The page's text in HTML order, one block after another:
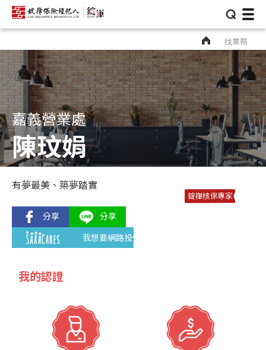
⌕
找業務
嘉義營業處
陳玟娟
錠嵂核保專家
有夢最美、築夢踏實
我想要網路投保
我的認證